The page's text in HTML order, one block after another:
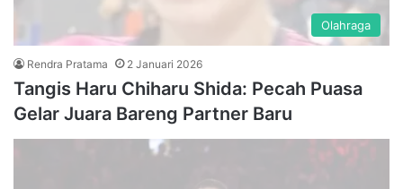
Olahraga
Rendra Pratama 2 Januari 2026
Tangis Haru Chiharu Shida: Pecah Puasa
Gelar Juara Bareng Partner Baru